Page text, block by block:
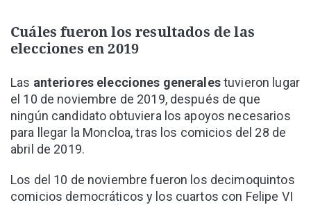
Cuáles fueron los resultados de las
elecciones en 2019
Las anteriores elecciones generalestuvieron lugar
el 10 de noviembre de 2019, después de que
ningún candidato obtuviera los apoyos necesarios
para llegar la Moncloa, tras los comicios del 28 de
abril de 2019.
Los del 10 de noviembre fueron los decimoquintos
comicios democráticos y los cuartos con Felipe VI